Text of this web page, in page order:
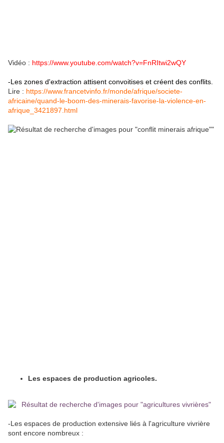
Vidéo : https://www.youtube.com/watch?v=FnRItwi2wQY
-Les zones d'extraction attisent convoitises et créent des conflits.
Lire : https://www.francetvinfo.fr/monde/afrique/societe-
africaine/quand-le-boom-des-minerais-favorise-la-violence-en-
afrique_3421897.html
Les espaces de production agricoles.
-Les espaces de production extensive liés à l'agriculture vivrière
sont encore nombreux :